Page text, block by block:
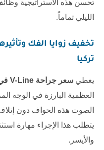
تحسن هذه الاستراتيجية
الليلي تماماً.
تخفيف زوايا الفك
تركيا
يغطي سعر جراحة V-Line في تركيا
العظمية البارزة في الوجه
الصوت هذه الحواف دون
يتطلب هذا الإجراء مهارة
والأيسر.